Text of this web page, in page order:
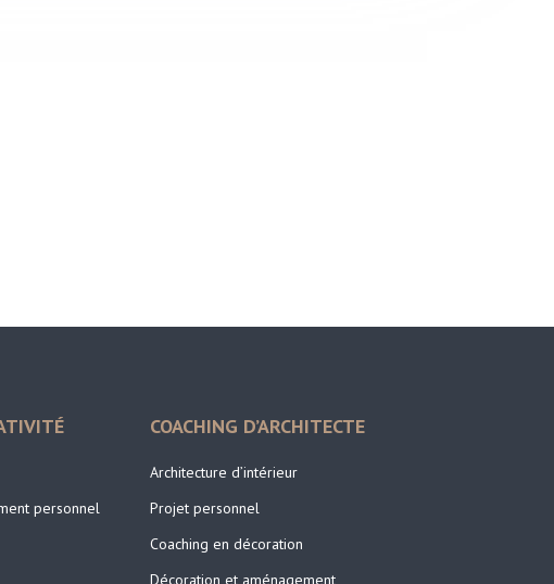
personnel
COACHING D’ARCHITECTE
Architecture d’intérieur
Projet personnel
Coaching en décoration
Décoration et aménagement